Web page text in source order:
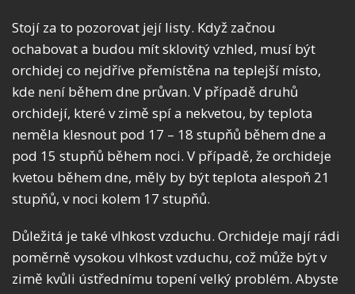
Stojí za to pozorovat její listy. Když začnou
ochabovat a budou mít sklovitý vzhled, musí být
orchidej co nejdříve přemístěna na teplejší místo,
kde není během dne průvan. V případě druhů
orchidejí, které v zimě spí a nekvetou, by teplota
neměla klesnout pod 17 – 18 stupňů během dne a
pod 15 stupňů během noci. V případě, že orchideje
kvetou během dne, měly by být teplota alespoň 21
stupňů, v noci kolem 17 stupňů.
Důležitá je také vlhkost vzduchu. Orchideje mají rádi
poměrně vysokou vlhkost vzduchu, což může být v
zimě kvůli ústřednímu topení velký problém. Abyste